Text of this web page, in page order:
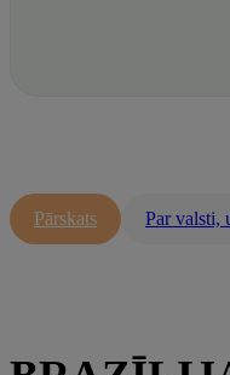
Pārskats Par valsti,